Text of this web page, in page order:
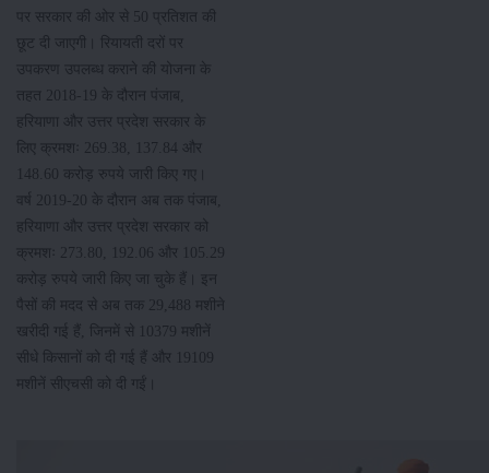
पर सरकार की ओर से 50 प्रतिशत की
छूट दी जाएगी। रियायती दरों पर
उपकरण उपलब्ध कराने की योजना के
तहत 2018-19 के दौरान पंजाब,
हरियाणा और उत्तर प्रदेश सरकार के
लिए क्रमशः 269.38, 137.84 और
148.60 करोड़ रुपये जारी किए गए।
वर्ष 2019-20 के दौरान अब तक पंजाब,
हरियाणा और उत्तर प्रदेश सरकार को
क्रमशः 273.80, 192.06 और 105.29
करोड़ रुपये जारी किए जा चुके हैं। इन
पैसों की मदद से अब तक 29,488 मशीने
खरीदी गई हैं, जिनमें से 10379 मशीनें
सीधे किसानों को दी गई हैं और 19109
मशीनें सीएचसी को दी गईं।